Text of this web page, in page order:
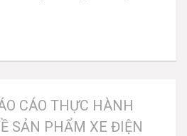
CÁO THỰC HÀNH
SẢN PHẨM XE ĐIỆN